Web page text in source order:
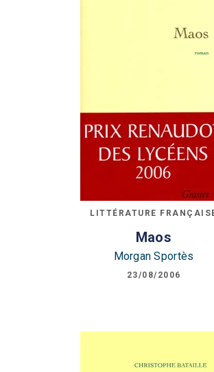
LITTÉRATURE
Maos
Morgan Sportès
23/08/2006